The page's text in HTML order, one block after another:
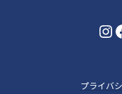
プライバ